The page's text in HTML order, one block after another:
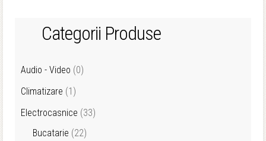
Categorii Produse
Audio - Video (0)
Climatizare (1)
Electrocasnice (33)
Bucatarie (22)